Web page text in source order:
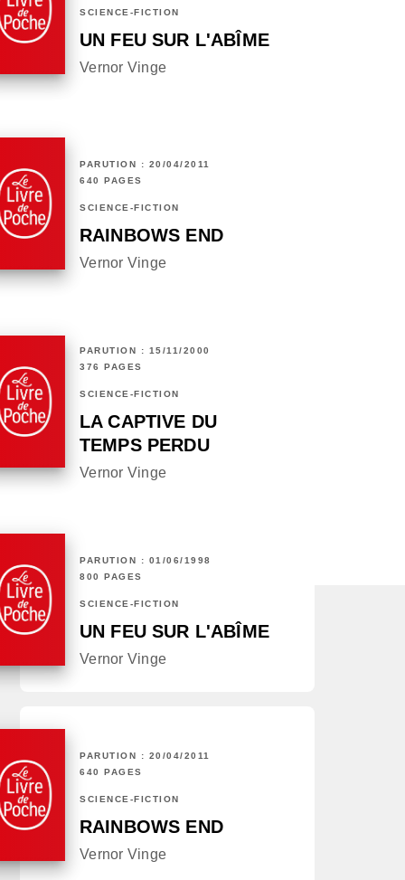
SCIENCE-FICTION
UN FEU SUR L'ABÎME
Vernor Vinge
PARUTION : 20/04/2011
640 PAGES
SCIENCE-FICTION
RAINBOWS END
Vernor Vinge
PARUTION : 15/11/2000
376 PAGES
SCIENCE-FICTION
LA CAPTIVE DU
TEMPS PERDU
Vernor Vinge
PARUTION : 01/06/1998
800 PAGES
SCIENCE-FICTION
UN FEU SUR L'ABÎME
Vernor Vinge
PARUTION : 20/04/2011
640 PAGES
SCIENCE-FICTION
RAINBOWS END
Vernor Vinge